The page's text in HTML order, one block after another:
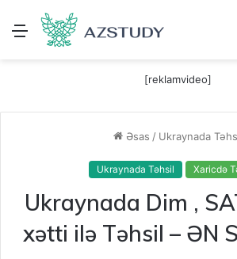
Menu
[reklamvideo]
Əsas / Ukraynada
Ukraynada Təhsil Xaricdə
Ukraynada Dim ,
xətti ilə Təhsil – ƏN